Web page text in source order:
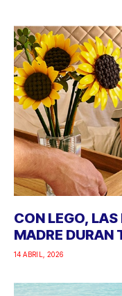
CON LEGO, LAS
MADRE DURAN
14 ABRIL, 2026